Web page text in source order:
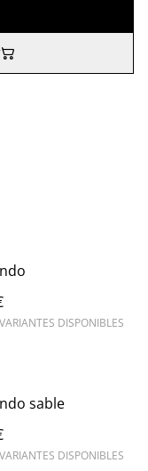
DISPONIBLES
sable
DISPONIBLES